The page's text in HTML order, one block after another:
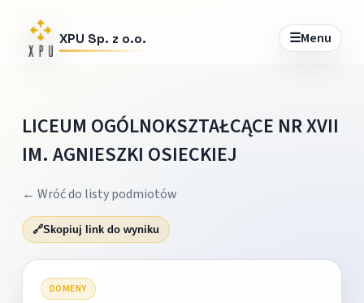
XPU Sp. z o.o. ☰Menu
LICEUM OGÓLNOKSZTAŁCĄCE NR XVII
IM. AGNIESZKI OSIECKIEJ
← Wróć do listy podmiotów
🔗Skopiuj link do wyniku
DOMENY